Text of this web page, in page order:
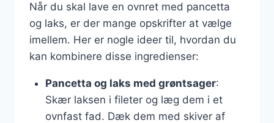
Når du skal lave en ovnret med pancetta
og laks, er der mange opskrifter at vælge
imellem. Her er nogle ideer til, hvordan du
kan kombinere disse ingredienser:
Pancetta og laks med grøntsager:
Skær laksen i fileter og læg dem i et
ovnfast fad. Dæk dem med skiver af